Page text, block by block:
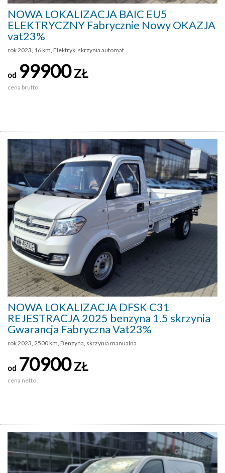
NOWA LOKALIZACJA BAIC EU5
ELEKTRYCZNY Fabrycznie Nowy OKAZJA
vat23%
rok 2023, 16 km, Elektryk, skrzynia automat
od 99900ZŁ
cena brutto
NOWA LOKALIZACJA DFSK C31
REJESTRACJA 2025 benzyna 1.5 skrzynia
Gwarancja Fabryczna Vat23%
rok 2023, 2500 km, Benzyna, skrzynia manualna
od 70900ZŁ
cena netto